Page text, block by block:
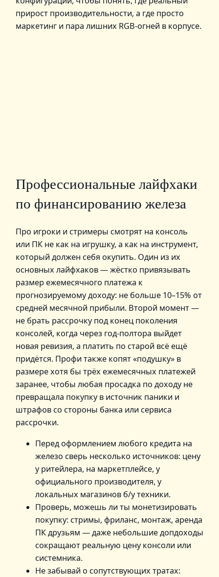
прирост производительности, а где просто
маркетинг и пара лишних RGB‑огней в корпусе.
Профессиональные лайфхаки
по финансированию железа
Про игроки и стримеры смотрят на консоль
или ПК не как на игрушку, а как на инструмент,
который должен себя окупить. Один из их
основных лайфхаков — жёстко привязывать
размер ежемесячного платежа к
прогнозируемому доходу: не больше 10–15% от
средней месячной прибыли. Второй момент —
не брать рассрочку под конец поколения
консолей, когда через год‑полтора выйдет
новая ревизия, а платить по старой всё ещё
придётся. Профи также копят «подушку» в
размере хотя бы трёх ежемесячных платежей
заранее, чтобы любая просадка по доходу не
превращала покупку в источник паники и
штрафов со стороны банка или сервиса
рассрочки.
Перед оформлением любого кредита на
железо сверь несколько источников: цену
у ритейлера, на маркетплейсе, у
официального производителя, у
локальных магазинов б/у техники.
Проверь, можешь ли ты монетизировать
покупку: стримы, фриланс, монтаж, аренда
ПК друзьям — даже небольшие допдоходы
сокращают реальную цену консоли или
системника.
Не забывай о сопутствующих тратах: